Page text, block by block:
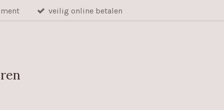
veilig online betalen